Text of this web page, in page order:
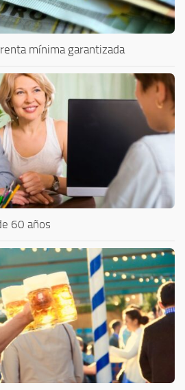
mínima garantizada
60 años